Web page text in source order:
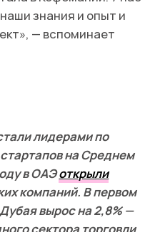
первый раз
начал
агентства.
зоне Fashion
английского
как
Я открывал
is Alex, this is
страшно, но
своего